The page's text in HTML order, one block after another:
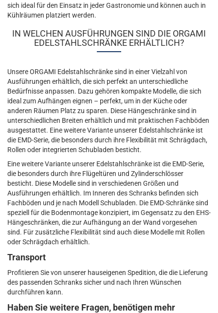
sich ideal für den Einsatz in jeder Gastronomie und können auch in
Kühlräumen platziert werden.
IN WELCHEN AUSFÜHRUNGEN SIND DIE ORGAMI
EDELSTAHLSCHRÄNKE ERHÄLTLICH?
Unsere ORGAMI Edelstahlschränke sind in einer Vielzahl von
Ausführungen erhältlich, die sich perfekt an unterschiedliche
Bedürfnisse anpassen. Dazu gehören kompakte Modelle, die sich
ideal zum Aufhängen eignen – perfekt, um in der Küche oder
anderen Räumen Platz zu sparen. Diese Hängeschränke sind in
unterschiedlichen Breiten erhältlich und mit praktischen Fachböden
ausgestattet. Eine weitere Variante unserer Edelstahlschränke ist
die EMD-Serie, die besonders durch ihre Flexibilität mit Schrägdach,
Rollen oder integrierten Schubladen besticht.
Eine weitere Variante unserer Edelstahlschränke ist die EMD-Serie,
die besonders durch ihre Flügeltüren und Zylinderschlösser
besticht. Diese Modelle sind in verschiedenen Größen und
Ausführungen erhältlich. Im Inneren des Schranks befinden sich
Fachböden und je nach Modell Schubladen. Die EMD-Schränke sind
speziell für die Bodenmontage konzipiert, im Gegensatz zu den EHS-
Hängeschränken, die zur Aufhängung an der Wand vorgesehen
sind. Für zusätzliche Flexibilität sind auch diese Modelle mit Rollen
oder Schrägdach erhältlich.
Transport
Profitieren Sie von unserer hauseigenen Spedition, die die Lieferung
des passenden Schranks sicher und nach Ihren Wünschen
durchführen kann.
Haben Sie weitere Fragen, benötigen mehr